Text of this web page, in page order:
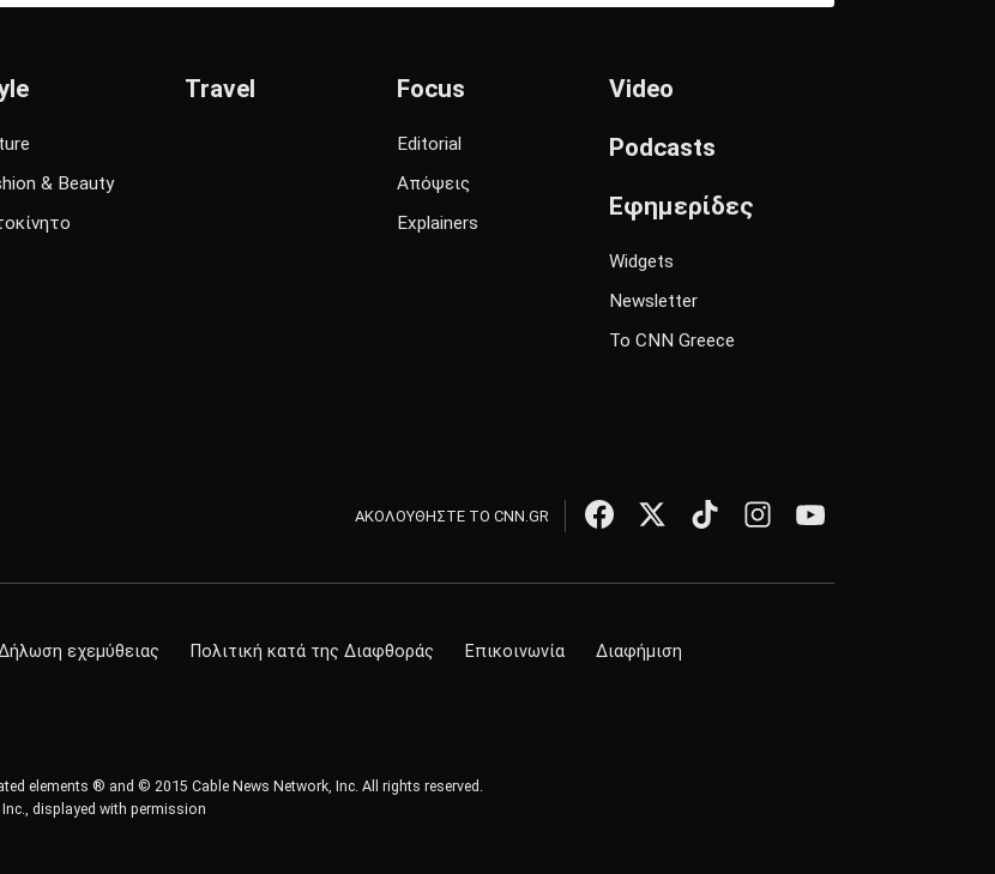
& Beauty
Travel Focus
Editorial
Απόψεις
Explainers
Video
Podcasts
Εφημερίδες
Widgets
Newsletter
Το CNN Greece
ΑΚΟΛΟΥΘΗΣΤΕ ΤΟ CNN.GR
εχεμύθειας Πολιτική κατά της Διαφθοράς Επικοινωνία Διαφήμιση
elements ® and © 2015 Cable News Network, Inc. All rights reserved.
displayed with permission